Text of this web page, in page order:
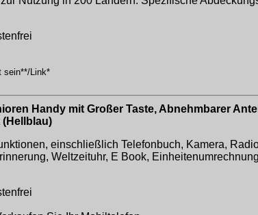
sein**/Link*
Handy mit Großer Taste, Abnehmbarer
(Hellblau)
einschließlich Telefonbuch, Kamera,
Weltzeituhr, E Book,